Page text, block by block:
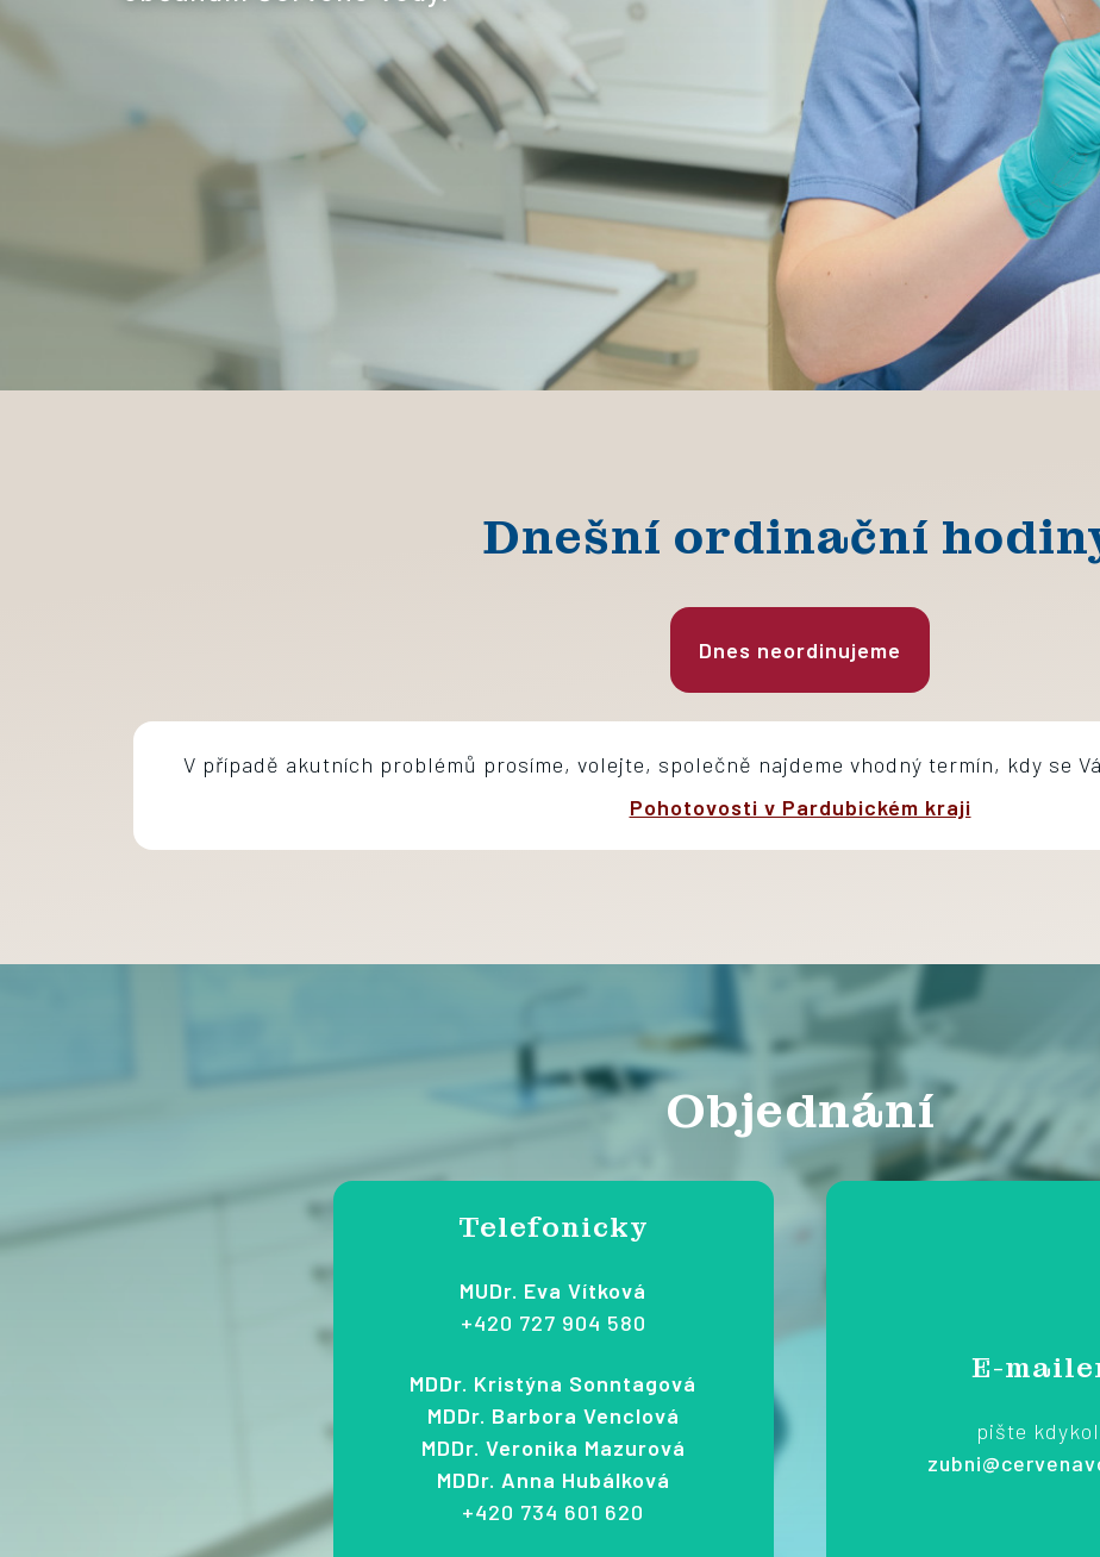
Dnešní ordinační
Dnes neordinujeme
V případě akutních problémů prosíme, volejte, společně najdeme vhodný termín, kdy se
Pohotovosti v Pardubickém kraji
Objednání
Telefonicky
MUDr. Eva Vítková
+420 727 904 580
MDDr. Kristýna Sonntagová
MDDr. Barbora Venclová
MDDr. Veronika Mazurová
MDDr. Anna Hubálková
+420 734 601 620
E-
pište